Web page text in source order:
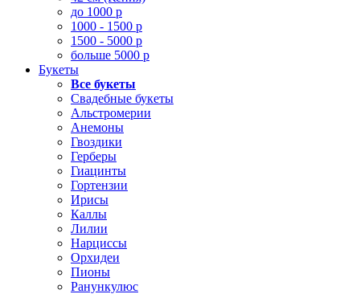
до 1000 р
1000 - 1500 р
1500 - 5000 р
больше 5000 р
Букеты
Все букеты
Свадебные букеты
Альстромерии
Анемоны
Гвоздики
Герберы
Гиацинты
Гортензии
Ирисы
Каллы
Лилии
Нарциссы
Орхидеи
Пионы
Ранункулюс